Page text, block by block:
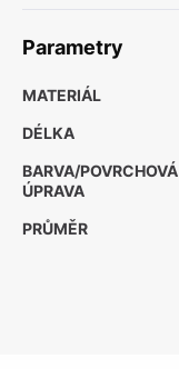
Parametry
MATERIÁL
DÉLKA
BARVA/POVRCHOVÁ
ÚPRAVA
PRŮMĚR